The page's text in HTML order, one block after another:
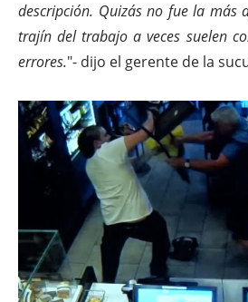
descripción. Quizás no fue la más
trajín del trabajo a veces suelen
errores."- dijo el gerente de la